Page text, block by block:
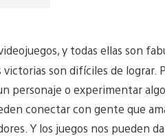
y todas ellas son
son difíciles de lograr.
personaje o experimentar
conectar con gente que
Y los juegos nos pueden